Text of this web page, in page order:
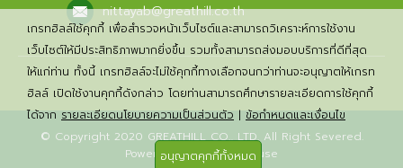
nittayab@greathill.co.th
© Copyright 2020 GREATHILL CO., LTD. All Right Severed.
Powered ByGramick House
เกรทฮิลล์ใช้คุกกี้ เพื่อสำรวจหน้าเว็บไซต์และสามารถวิเคราะห์การใช้งาน
เว็บไซต์ให้มีประสิทธิภาพมากยิ่งขึ้น รวมทั้งสามารถส่งมอบบริการที่ดีที่สุด
ให้แก่ท่าน ทั้งนี้ เกรทฮิลล์จะไม่ใช้คุกกี้ทางเลือกจนกว่าท่านจะอนุญาตให้เกรท
ฮิลล์ เปิดใช้งานคุกกี้ดังกล่าว โดยท่านสามารถศึกษารายละเอียดการใช้คุกกี้
ได้จาก รายละเอียดนโยบายความเป็นส่วนตัว | ข้อกำหนดและเงื่อนไข
อนุญาตคุกกี้ทั้งหมด